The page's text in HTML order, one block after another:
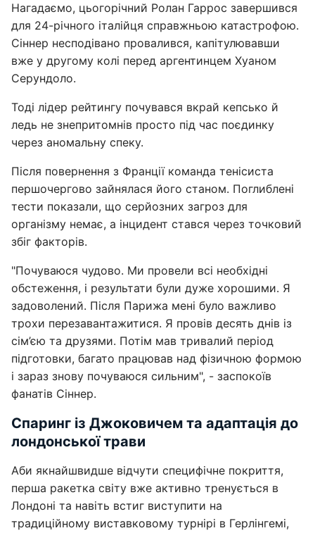
Нагадаємо, цьогорічний Ролан Гаррос завершився
для 24-річного італійця справжньою катастрофою.
Сіннер несподівано провалився, капітулювавши
вже у другому колі перед аргентинцем Хуаном
Серундоло.
Тоді лідер рейтингу почувався вкрай кепсько й
ледь не знепритомнів просто під час поєдинку
через аномальну спеку.
Після повернення з Франції команда тенісиста
першочергово зайнялася його станом. Поглиблені
тести показали, що серйозних загроз для
організму немає, а інцидент стався через точковий
збіг факторів.
"Почуваюся чудово. Ми провели всі необхідні
обстеження, і результати були дуже хорошими. Я
задоволений. Після Парижа мені було важливо
трохи перезавантажитися. Я провів десять днів із
сім’єю та друзями. Потім мав тривалий період
підготовки, багато працював над фізичною формою
і зараз знову почуваюся сильним", - заспокоїв
фанатів Сіннер.
Спаринг із Джоковичем та адаптація до
лондонської трави
Аби якнайшвидше відчути специфічне покриття,
перша ракетка світу вже активно тренується в
Лондоні та навіть встиг виступити на
традиційному виставковому турнірі в Герлінгемі,